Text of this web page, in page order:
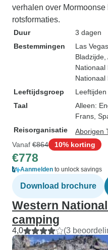
verhalen over
rotsformaties.
Duur
3 dagen
Bestemmingen
Las Vegas
Bladzijde
Nationaal
Nationaal
Leeftijdsgroep
Leeftijden
Taal
Alleen:
Frans,
Reisorganisatie
Aborigen
Vanaf €864 10% korting
€778
Aanmelden to unlock savings
Download brochure
Western
camping
4,0 (3